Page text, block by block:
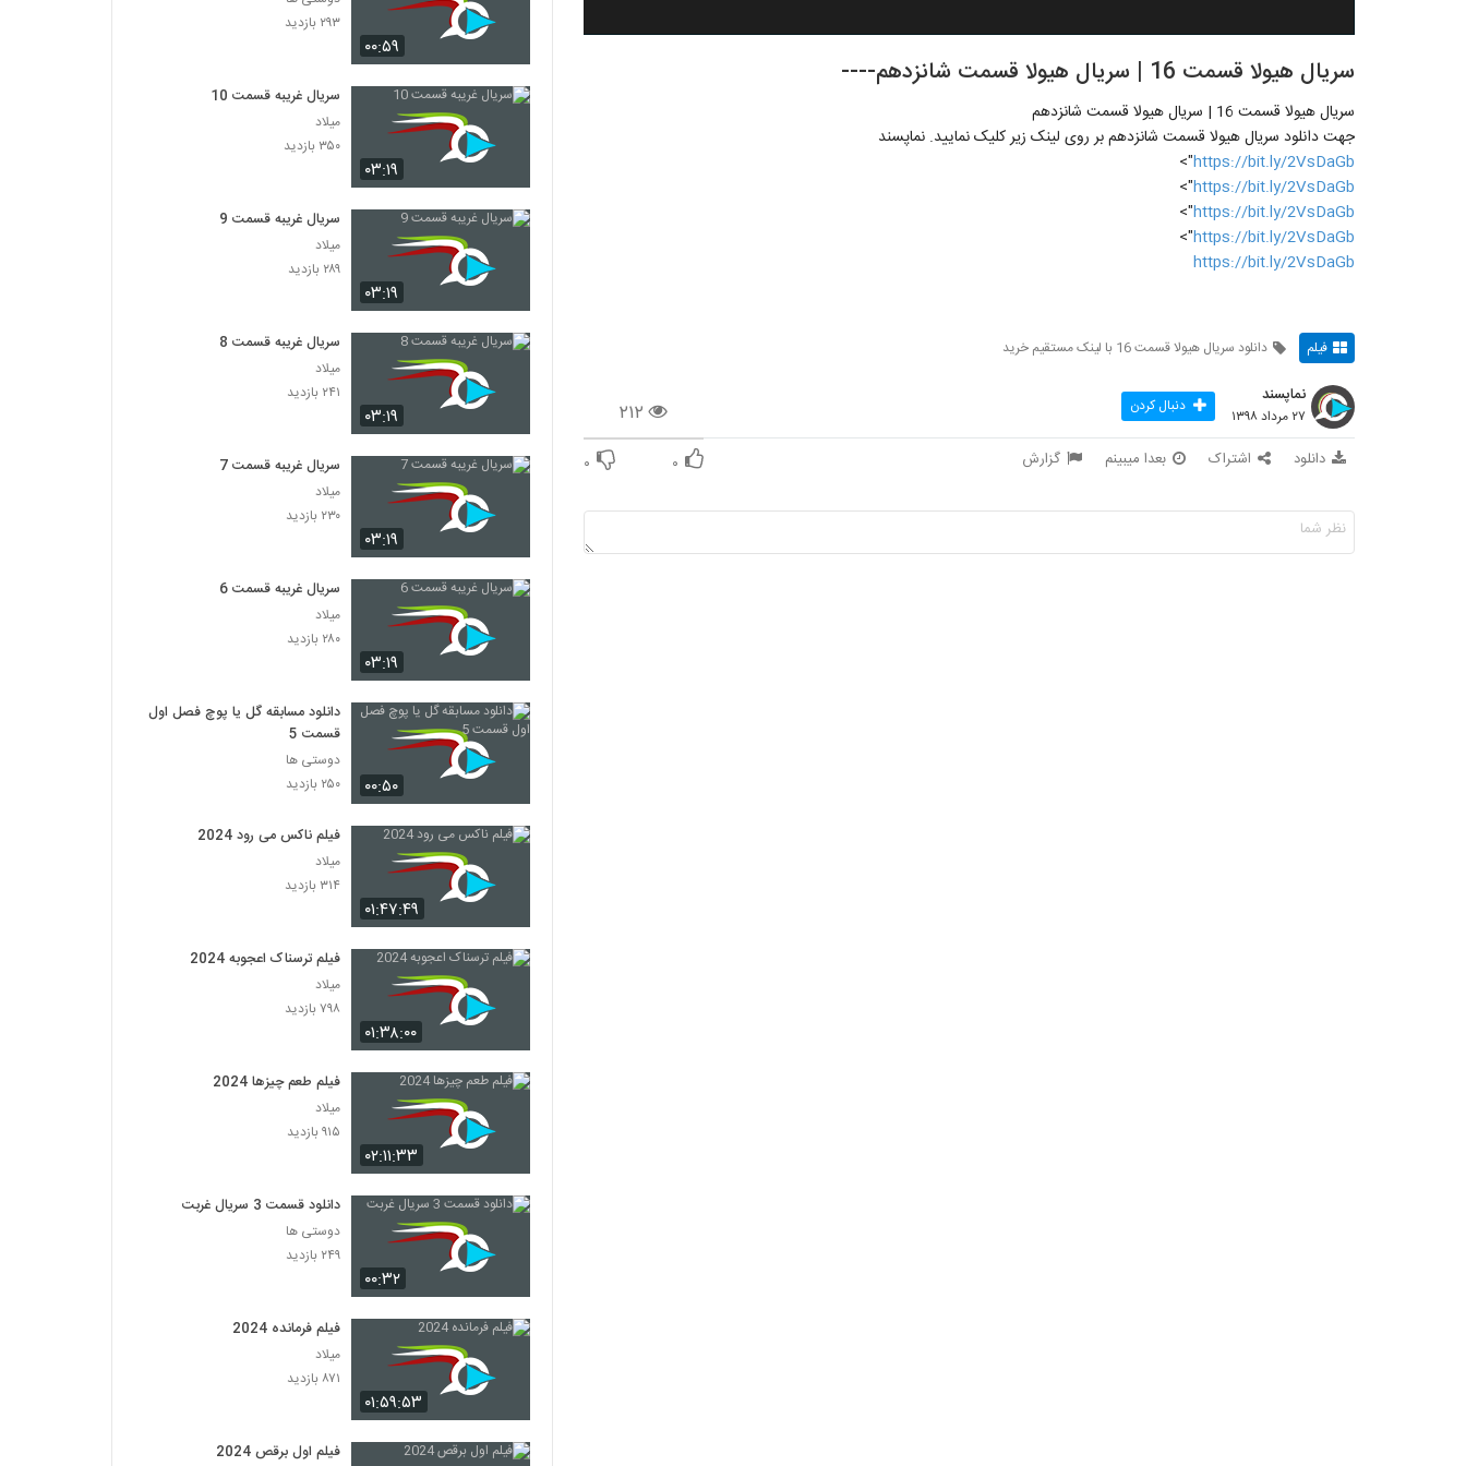
سریال هیولا قسمت 16 | سریال هیولا قسمت شانزدهم----
سریال هیولا قسمت 16 | سریال هیولا قسمت شانزدهم
جهت دانلود سریال هیولا قسمت شانزدهم بر روی لینک زیر کلیک نمایید. نماپسند
https://bit.ly/2VsDaGb
">
https://bit.ly/2VsDaGb
">
https://bit.ly/2VsDaGb
">
https://bit.ly/2VsDaGb
">
https://bit.ly/2VsDaGb
فیلم دانلود سریال هیولا قسمت 16 با لینک مستقیم خرید
۲۱۲
نماپسند
۲۷ مرداد ۱۳۹۸ دنبال کردن
دانلود اشتراک بعدا میبینم گزارش ۰ ۰
۰۰:۵۹
۲۹۳ بازدید
۰۳:۱۹
سریال غریبه قسمت 10
میلاد
۳۵۰ بازدید
۰۳:۱۹
سریال غریبه قسمت 9
میلاد
۲۸۹ بازدید
۰۳:۱۹
سریال غریبه قسمت 8
میلاد
۲۴۱ بازدید
۰۳:۱۹
سریال غریبه قسمت 7
میلاد
۲۳۰ بازدید
۰۳:۱۹
سریال غریبه قسمت 6
میلاد
۲۸۰ بازدید
۰۰:۵۰
دانلود مسابقه گل یا پوچ فصل اول
قسمت 5
دوستی ها
۲۵۰ بازدید
۰۱:۴۷:۴۹
فیلم ناکس می رود 2024
میلاد
۳۱۴ بازدید
۰۱:۳۸:۰۰
فیلم ترسناک اعجوبه 2024
میلاد
۷۹۸ بازدید
۰۲:۱۱:۳۳
فیلم طعم چیزها 2024
میلاد
۹۱۵ بازدید
۰۰:۳۲
دانلود قسمت 3 سریال غربت
دوستی ها
۲۴۹ بازدید
۰۱:۵۹:۵۳
فیلم فرمانده 2024
میلاد
۸۷۱ بازدید
فیلم اول برقص 2024